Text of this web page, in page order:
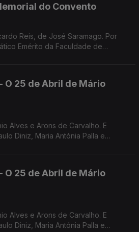
do Convento
Reis, de José Saramago. Por
Emérito da Faculdade de
O 25 de Abril de Mário
Alves e Arons de Carvalho. E
Diniz, Maria Antónia Palla e
O 25 de Abril de Mário
Alves e Arons de Carvalho. E
Diniz, Maria Antónia Palla e